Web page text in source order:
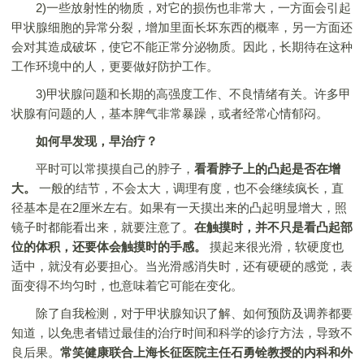
2)一些放射性的物质，对它的损伤也非常大，一方面会引起
甲状腺细胞的异常分裂，增加里面长坏东西的概率，另一方面还
会对其造成破坏，使它不能正常分泌物质。因此，长期待在这种
工作环境中的人，更要做好防护工作。
3)甲状腺问题和长期的高强度工作、不良情绪有关。许多甲
状腺有问题的人，基本脾气非常暴躁，或者经常心情郁闷。
如何早发现，早治疗？
平时可以常摸摸自己的脖子， 看看脖子上的凸起是否在增
大。
一般的结节，不会太大，调理有度，也不会继续疯长，直
径基本是在2厘米左右。如果有一天摸出来的凸起明显增大，照
镜子时都能看出来，就要注意了。 在触摸时，并不只是看凸起部
位的体积，还要体会触摸时的手感。
摸起来很光滑，软硬度也
适中，就没有必要担心。当光滑感消失时，还有硬硬的感觉，表
面变得不均匀时，也意味着它可能在变化。
除了自我检测，对于甲状腺知识了解、如何预防及调养都要
知道，以免患者错过最佳的治疗时间和科学的诊疗方法，导致不
良后果。 常笑健康联合上海长征医院主任石勇铨教授的内科和外